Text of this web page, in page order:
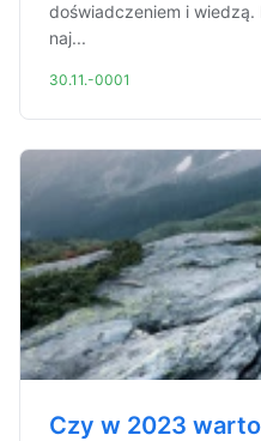
doświadczeniem i
naj...
30.11.-0001
Czy w 2023